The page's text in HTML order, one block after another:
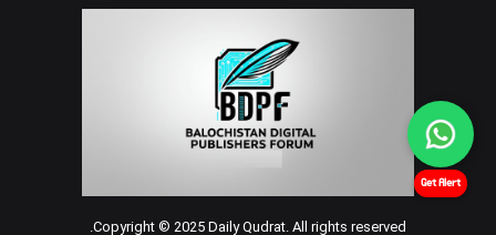
Copyright © 2025 Daily Qudrat. All rights reserved.
Get Alert